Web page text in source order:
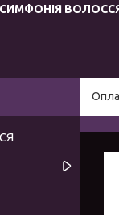
СИМФОНІЯ